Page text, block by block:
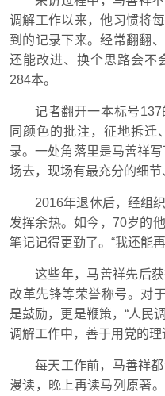
调解工作以来，他习惯将
到的记录下来。经常翻翻
还能改进、换个思路会不
284本。
记者翻开一本标号
同颜色的批注，征地拆迁
录。一处角落里是马善祥
场去，现场有最充分的细节
2016年退休后，经组
发挥余热。如今，70岁的
笔记记得更勤了。“我还能
这些年，马善祥先后
改革先锋等荣誉称号。对
是鼓励，更是鞭策，“人民
调解工作中，善于用党的理
每天工作前，马善祥
漫读，晚上再读马列原著